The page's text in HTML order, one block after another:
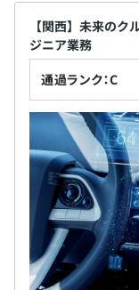
【関西】未来の
ジニア業務
通過ランク：C